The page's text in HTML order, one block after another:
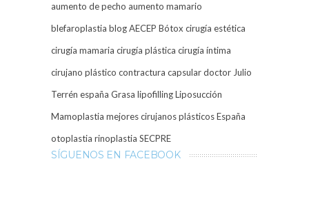
aumento de pecho aumento mamario
blefaroplastia blog AECEP Bótox cirugía estética
cirugía mamaria cirugía plástica cirugía íntima
cirujano plástico contractura capsulardoctor Julio
Terrén españa Grasa lipofillingLiposucción
Mamoplastia mejores cirujanos plásticos España
otoplastia rinoplastia SECPRE
SÍGUENOS EN FACEBOOK